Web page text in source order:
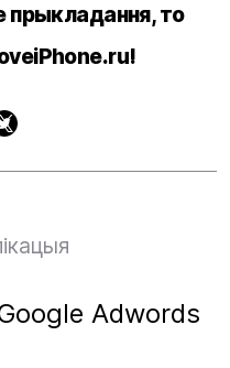
прыкладання, то
Adwords